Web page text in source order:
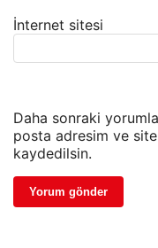
İnternet sitesi
Daha sonraki
posta adresim ve
kaydedilsin.